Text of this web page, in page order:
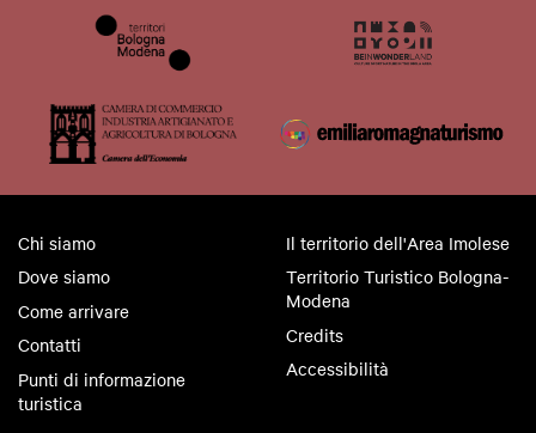
Chi siamo
Dove siamo
Come arrivare
Contatti
Punti di informazione
turistica
Il territorio dell'Area Imolese
Territorio Turistico Bologna-
Modena
Credits
Accessibilità